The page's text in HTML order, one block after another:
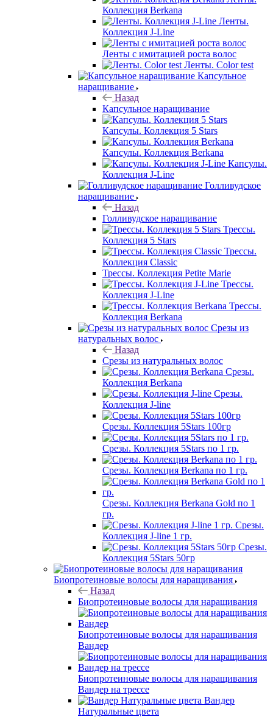
Коллекция Berkana
Ленты.
Коллекция J-Line
Ленты с имитацией роста волос
Ленты. Color test
Капсульное
наращивание
Назад
Капсульное наращивание
Капсулы. Коллекция 5 Stars
Капсулы. Коллекция Berkana
Капсулы.
Коллекция J-Line
Голливудское
наращивание
Назад
Голливудское наращивание
Трессы.
Коллекция 5 Stars
Трессы.
Коллекция Classic
Трессы. Коллекция Petite Marie
Трессы.
Коллекция J-Line
Трессы.
Коллекция Berkana
Срезы из
натуральных волос
Назад
Срезы из натуральных волос
Срезы.
Коллекция Berkana
Срезы.
Коллекция J-line
Срезы. Коллекция 5Stars 100гр
Срезы. Коллекция 5Stars по 1 гр.
Срезы. Коллекция Berkana по 1 гр.
Срезы. Коллекция Berkana Gold по 1
гр.
Срезы.
Коллекция J-line 1 гр.
Срезы.
Коллекция 5Stars 50гр
Биопротеиновые волосы для наращивания
Назад
Биопротеиновые волосы для наращивания
Биопротеиновые волосы для наращивания
Вандер
Биопротеиновые волосы для наращивания
Вандер на трессе
Вандер
Натуральные цвета